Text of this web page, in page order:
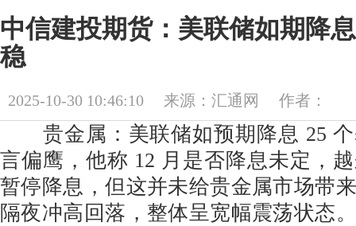
中信建投期货：美联储如期降
稳
2025-10-30 10:46:10 来源：汇通网 作者：
贵金属：美联储如预期降息 25 个
言偏鹰，他称 12 月是否降息未定，
暂停降息，但这并未给贵金属市场带
隔夜冲高回落，整体呈宽幅震荡状态